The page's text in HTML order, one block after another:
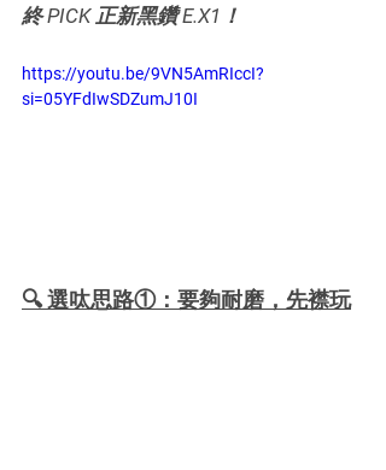
終 PICK 正新黑鑽 E.X1！
https://youtu.be/9VN5AmRIccI?
si=05YFdIwSDZumJ10I
🔍 選呔思路①：要夠耐磨，先襟玩